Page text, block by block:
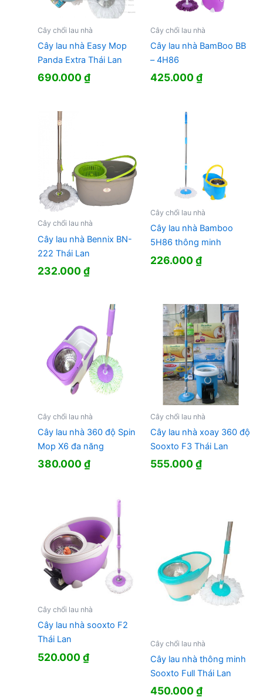
Cây chổi lau nhà
Cây lau nhà Easy Mop
Panda Extra Thái Lan
690.000₫
Cây chổi lau nhà
Cây lau nhà BamBoo BB
– 4H86
425.000₫
Cây chổi lau nhà
Cây lau nhà Bennix BN-
222 Thái Lan
232.000₫
Cây chổi lau nhà
Cây lau nhà Bamboo
5H86 thông minh
226.000₫
Cây chổi lau nhà
Cây lau nhà 360 độ Spin
Mop X6 đa năng
380.000₫
Cây chổi lau nhà
Cây lau nhà xoay 360 độ
Sooxto F3 Thái Lan
555.000₫
Cây chổi lau nhà
Cây lau nhà sooxto F2
Thái Lan
520.000₫
Cây chổi lau nhà
Cây lau nhà thông minh
Sooxto Full Thái Lan
450.000₫